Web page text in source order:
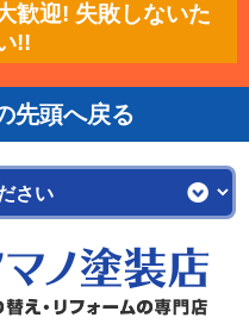
歓迎! 失敗しないた
!!
先頭へ戻る